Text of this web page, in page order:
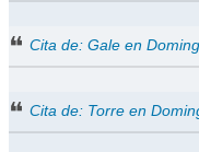
Cita de: Gale en
Cita de: Torre en